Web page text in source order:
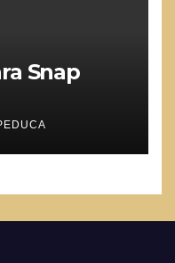
Snap